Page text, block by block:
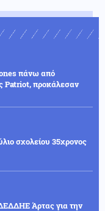
πάνω από
Patriot, προκάλεσαν
σχολείου 35χρονος
Άρτας για την